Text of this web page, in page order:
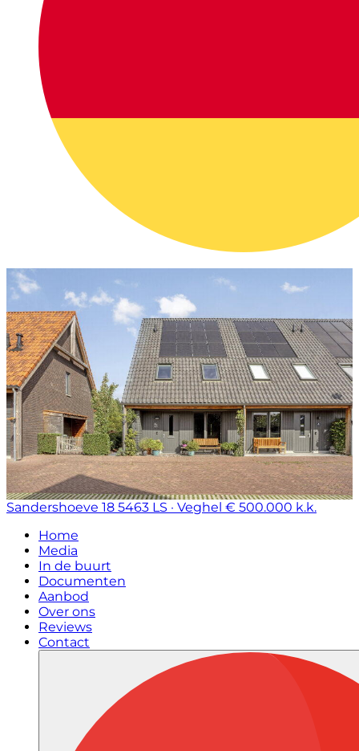
Sandershoeve 18 5463 LS · Veghel € 500.000 k.k.
Home
Media
In de buurt
Documenten
Aanbod
Over ons
Reviews
Contact